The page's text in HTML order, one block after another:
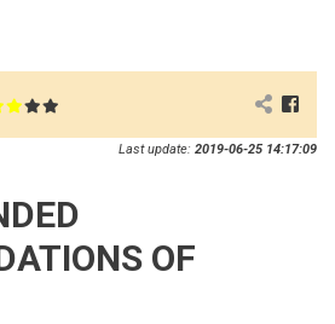
Last update: 2019-06-25 14:17:09
OF